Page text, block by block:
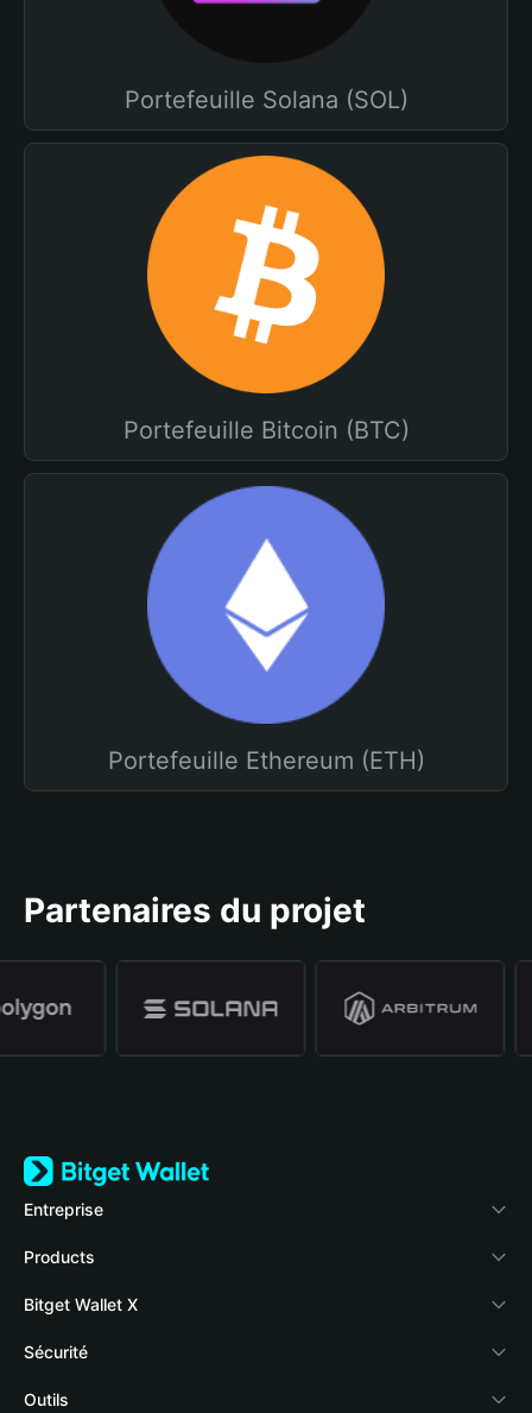
Portefeuille Solana (SOL)
Portefeuille Bitcoin (BTC)
Portefeuille Ethereum (ETH)
Partenaires du projet
Entreprise
À propos de Bitget Wallet
Blog
Academy
Actualités crypto
Products
Crypto Card
Stablecoin Earn
Payfi Crypto
Bitget Wallet X
Développeurs
Connecter votre portefeuille
Sécurité
Fonds de protection
Outils